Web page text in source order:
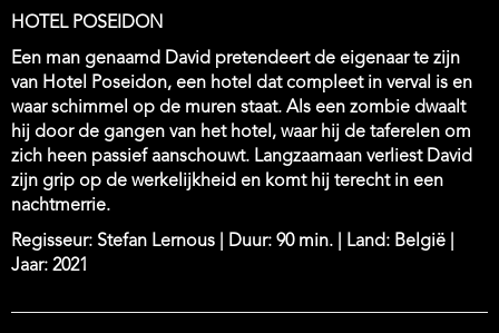
HOTEL POSEIDON
Een man genaamd David pretendeert de eigenaar te zijn
van Hotel Poseidon, een hotel dat compleet in verval is en
waar schimmel op de muren staat. Als een zombie dwaalt
hij door de gangen van het hotel, waar hij de taferelen om
zich heen passief aanschouwt. Langzaamaan verliest David
zijn grip op de werkelijkheid en komt hij terecht in een
nachtmerrie.
Regisseur: Stefan Lernous | Duur: 90 min. | Land: België |
Jaar: 2021